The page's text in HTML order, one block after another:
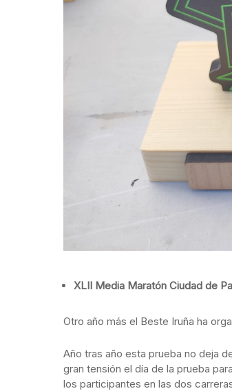
XLII Media Maratón Ciudad de
Otro año más el Beste Iruña ha
Año tras año esta prueba no deja
gran tensión el día de la prueba
los participantes en las dos